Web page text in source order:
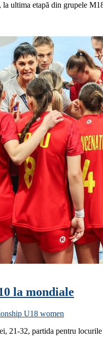
ultima etapă din grupele
la mondiale
U18 women
21-32, partida pentru